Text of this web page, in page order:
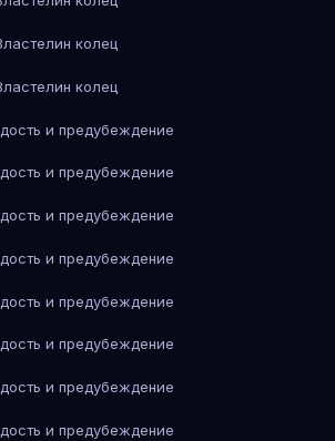
колец
колец
и предубеждение
и предубеждение
и предубеждение
и предубеждение
и предубеждение
и предубеждение
и предубеждение
и предубеждение